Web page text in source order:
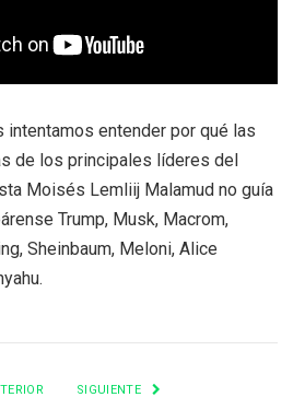
intentamos entender por qué las
de los principales líderes del
Moisés Lemliij Malamud no guía
Trump, Musk, Macrom,
Sheinbaum, Meloni, Alice
SIGUIENTE